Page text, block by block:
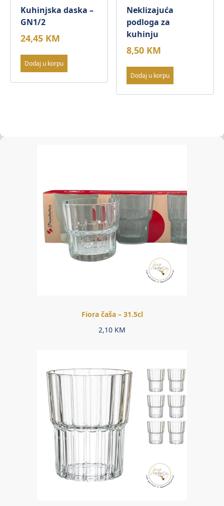
Kuhinjska daska –
GN1/2
24,45 KM
Dodaj u korpu
Neklizajuća
podloga za
kuhinju
8,50 KM
Dodaj u korpu
Fiora čaša – 31.5cl
2,10 KM